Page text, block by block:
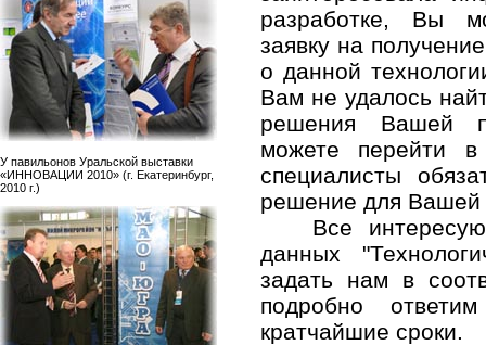
разработке, Вы
заявку на
о данной
Вам не удалось
решения Вашей
можете перейти
специалисты
решение для Вашей
Все
данных
задать нам в
подробно
кратчайшие сроки.
У павильонов Уральской выставки
«ИННОВАЦИИ 2010» (г. Екатеринбург,
2010 г.)